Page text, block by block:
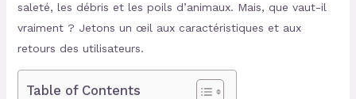
saleté, les débris et les poils d’animaux. Mais, que vaut-il
vraiment ? Jetons un œil aux caractéristiques et aux
retours des utilisateurs.
Table of Contents